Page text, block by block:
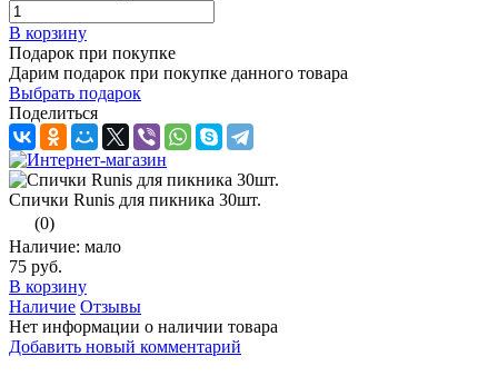
В корзину
Подарок при покупке
Дарим подарок при покупке данного товара
Выбрать подарок
Поделиться
Спички Runis для пикника 30шт.
(0)
Наличие: мало
75 руб.
В корзину
Наличие Отзывы
Нет информации о наличии товара
Добавить новый комментарий